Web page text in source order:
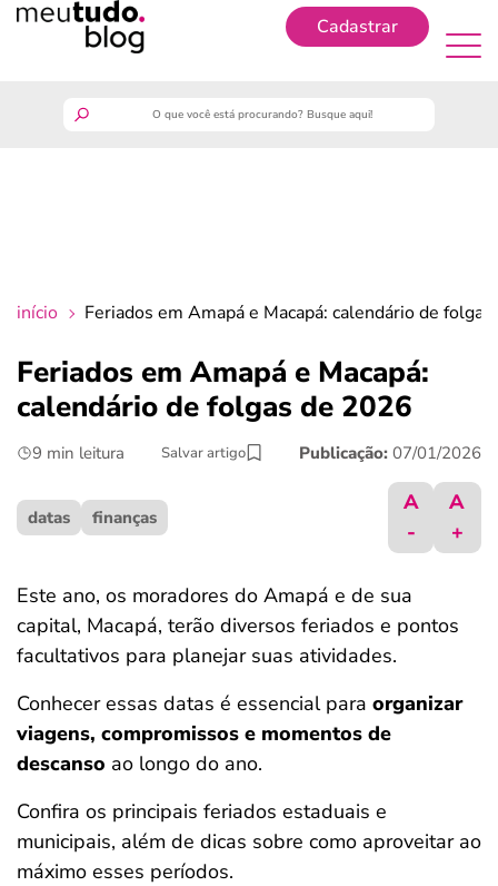
Cadastrar
crédito fácil
últimas notícias
ferramentas
início Feriados em Amapá e Macapá: calendário de
Feriados em Amapá e Macapá:
calendário de folgas de 2026
9 min leitura Salvar artigo Publicação: 07/01/2026
datas finanças
A
-
A
+
Este ano, os moradores do Amapá e de sua
capital, Macapá, terão diversos feriados e pontos
facultativos para planejar suas atividades.
Conhecer essas datas é essencial para organizar
viagens, compromissos e momentos de
descanso ao longo do ano.
Confira os principais feriados estaduais e
municipais, além de dicas sobre como aproveitar ao
máximo esses períodos.